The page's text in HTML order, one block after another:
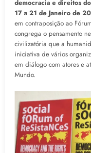
democracia e direitos
17 a 21 de Janeiro de
em contraposição ao
congrega o pensamento
civilizatória que a
iniciativa de vários
em diálogo com atores e
Mundo.